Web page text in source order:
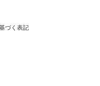
づく表記